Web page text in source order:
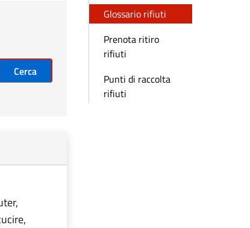
Cerca
Glossario rifiuti
Prenota ritiro
rifiuti
Punti di raccolta
rifiuti